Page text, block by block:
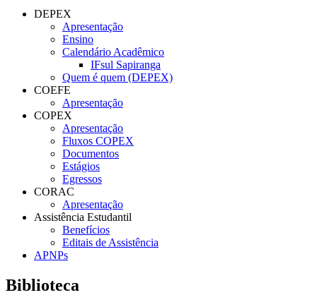
DEPEX
Apresentação
Ensino
Calendário Acadêmico
IFsul Sapiranga
Quem é quem (DEPEX)
COEFE
Apresentação
COPEX
Apresentação
Fluxos COPEX
Documentos
Estágios
Egressos
CORAC
Apresentação
Assistência Estudantil
Benefícios
Editais de Assistência
APNPs
Biblioteca